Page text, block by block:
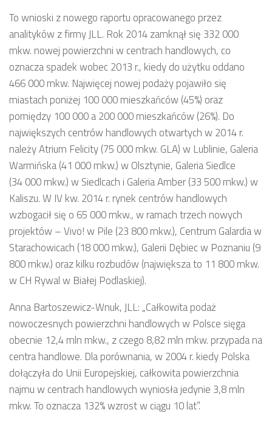
To wnioski z nowego raportu opracowanego przez
analityków z firmy JLL. Rok 2014 zamknął się 332 000
mkw. nowej powierzchni w centrach handlowych, co
oznacza spadek wobec 2013 r., kiedy do użytku oddano
466 000 mkw. Najwięcej nowej podaży pojawiło się
miastach poniżej 100 000 mieszkańców (45%) oraz
pomiędzy 100 000 a 200 000 mieszkańców (26%). Do
największych centrów handlowych otwartych w 2014 r.
należy Atrium Felicity (75 000 mkw. GLA) w Lublinie, Galeria
Warmińska (41 000 mkw.) w Olsztynie, Galeria Siedlce
(34 000 mkw.) w Siedlcach i Galeria Amber (33 500 mkw.) w
Kaliszu. W IV kw. 2014 r. rynek centrów handlowych
wzbogacił się o 65 000 mkw., w ramach trzech nowych
projektów – Vivo! w Pile (23 800 mkw.), Centrum Galardia w
Starachowicach (18 000 mkw.), Galerii Dębiec w Poznaniu (9
800 mkw.) oraz kilku rozbudów (największa to 11 800 mkw.
w CH Rywal w Białej Podlaskiej).
Anna Bartoszewicz-Wnuk, JLL: „Całkowita podaż
nowoczesnych powierzchni handlowych w Polsce sięga
obecnie 12,4 mln mkw., z czego 8,82 mln mkw. przypada na
centra handlowe. Dla porównania, w 2004 r. kiedy Polska
dołączyła do Unii Europejskiej, całkowita powierzchnia
najmu w centrach handlowych wyniosła jedynie 3,8 mln
mkw. To oznacza 132% wzrost w ciągu 10 lat”.